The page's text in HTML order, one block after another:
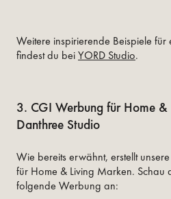
Weitere inspirierende Beispiele
findest du beiYORD Studio.
3. CGI Werbung für Home
Danthree Studio
Wie bereits erwähnt, erstellt
für Home & Living Marken. Schau
folgende Werbung an: